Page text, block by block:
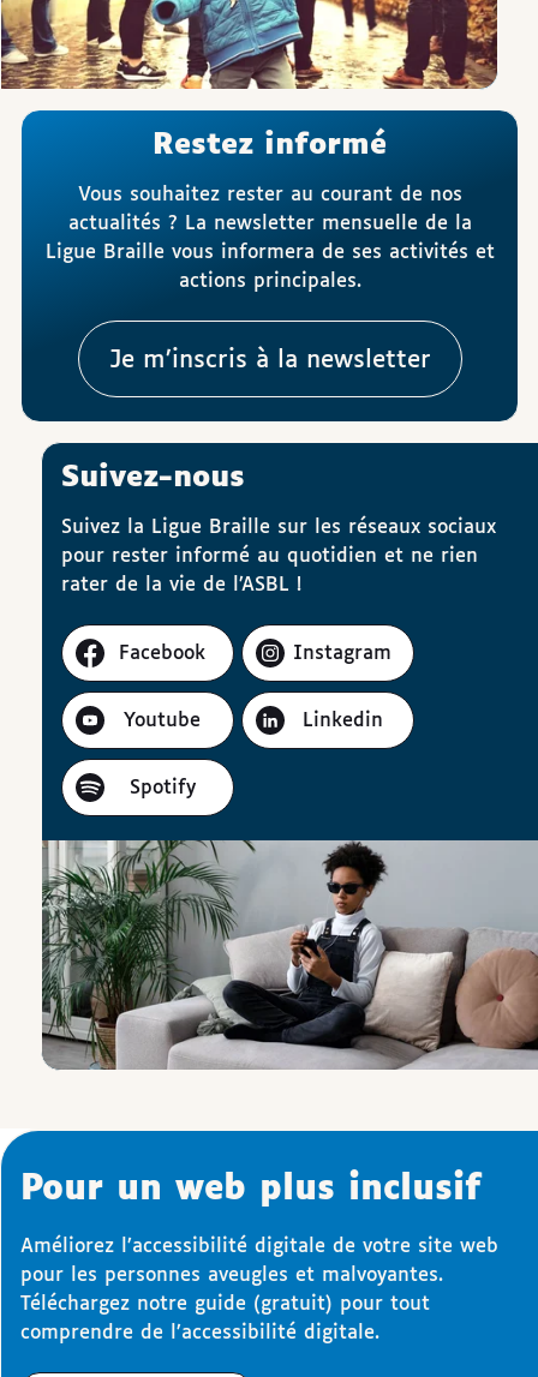
Restez informé
Vous souhaitez rester au courant de nos
actualités ? La newsletter mensuelle de la
Ligue Braille vous informera de ses activités et
actions principales.
Je m’inscris à la newsletter
Suivez-nous
Suivez la Ligue Braille sur les réseaux sociaux
pour rester informé au quotidien et ne rien
rater de la vie de l’ASBL !
Facebook Instagram
Youtube Linkedin
Spotify
Pour un web plus inclusif
Améliorez l’accessibilité digitale de votre site web
pour les personnes aveugles et malvoyantes.
Téléchargez notre guide (gratuit) pour tout
comprendre de l’accessibilité digitale.